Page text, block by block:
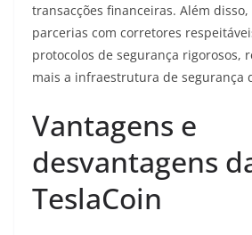
transacções financeiras. Além disso,
parcerias com corretores
protocolos de segurança rigorosos,
mais a infraestrutura de segurança
Vantagens e
desvantagens
TeslaCoin